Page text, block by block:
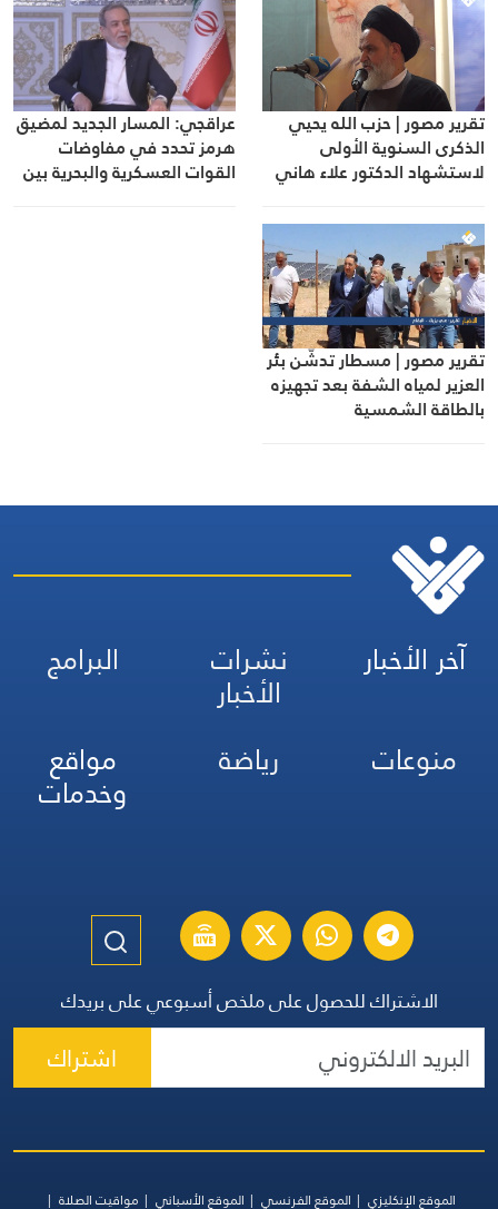
تقرير مصور | حزب الله يحيي
الذكرى السنوية الأولى
لاستشهاد الدكتور علاء هاني
عراقجي: المسار الجديد لمضيق
هرمز تحدد في مفاوضات
القوات العسكرية والبحرية بين
تقرير مصور | مسطار تدشّن بئر
العزير لمياه الشفة بعد تجهيزه
بالطاقة الشمسية
آخر الأخبار نشرات
الأخبار
البرامج
منوعات
رياضة مواقع
وخدمات
الاشتراك للحصول على ملخص أسبوعي على بريدك
اشتراك
الموقع الإنكليزي الموقع الفرنسي الموقع الأسباني مواقيت الصلاة